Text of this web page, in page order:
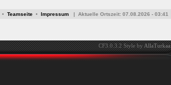
• Teamseite • Impressum | Aktuelle Ortszeit: 07.08.2026 - 03:41
CF3.0.3.2 Style byAllaTurkaa